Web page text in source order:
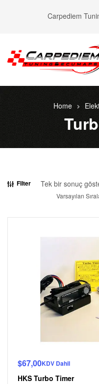
Carpediem
Home
Filter Tek bir sonuç
$67,00KDV Dahil
HKS Turbo Timer